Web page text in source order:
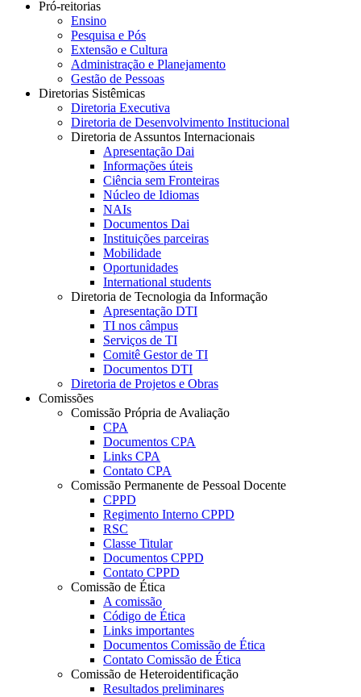
Pró-reitorias
Ensino
Pesquisa e Pós
Extensão e Cultura
Administração e Planejamento
Gestão de Pessoas
Diretorias Sistêmicas
Diretoria Executiva
Diretoria de Desenvolvimento Institucional
Diretoria de Assuntos Internacionais
Apresentação Dai
Informações úteis
Ciência sem Fronteiras
Núcleo de Idiomas
NAIs
Documentos Dai
Instituições parceiras
Mobilidade
Oportunidades
International students
Diretoria de Tecnologia da Informação
Apresentação DTI
TI nos câmpus
Serviços de TI
Comitê Gestor de TI
Documentos DTI
Diretoria de Projetos e Obras
Comissões
Comissão Própria de Avaliação
CPA
Documentos CPA
Links CPA
Contato CPA
Comissão Permanente de Pessoal Docente
CPPD
Regimento Interno CPPD
RSC
Classe Titular
Documentos CPPD
Contato CPPD
Comissão de Ética
A comissão
Código de Ética
Links importantes
Documentos Comissão de Ética
Contato Comissão de Ética
Comissão de Heteroidentificação
Resultados preliminares